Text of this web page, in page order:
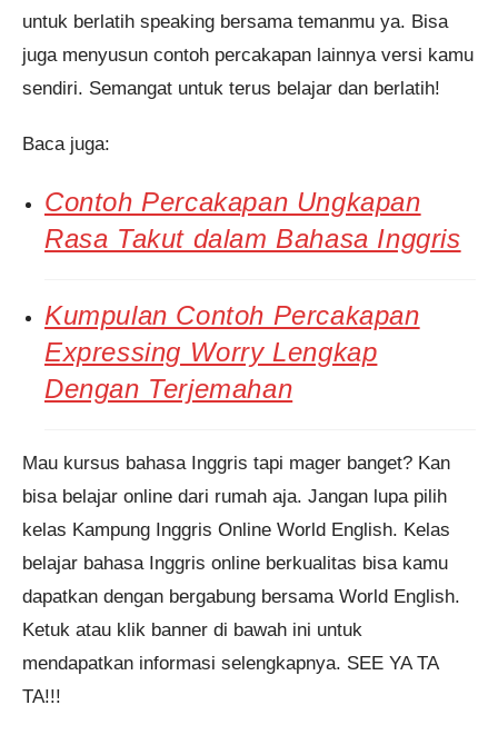
untuk berlatih speaking bersama temanmu ya. Bisa
juga menyusun contoh percakapan lainnya versi kamu
sendiri. Semangat untuk terus belajar dan berlatih!
Baca juga:
Contoh Percakapan Ungkapan
Rasa Takut dalam Bahasa Inggris
Kumpulan Contoh Percakapan
Expressing Worry Lengkap
Dengan Terjemahan
Mau kursus bahasa Inggris tapi mager banget? Kan
bisa belajar online dari rumah aja. Jangan lupa pilih
kelas Kampung Inggris Online World English. Kelas
belajar bahasa Inggris online berkualitas bisa kamu
dapatkan dengan bergabung bersama World English.
Ketuk atau klik banner di bawah ini untuk
mendapatkan informasi selengkapnya. SEE YA TA
TA!!!